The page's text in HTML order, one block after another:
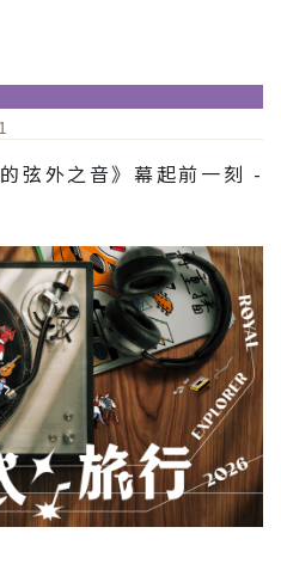
弦外之音》幕起前一刻 -